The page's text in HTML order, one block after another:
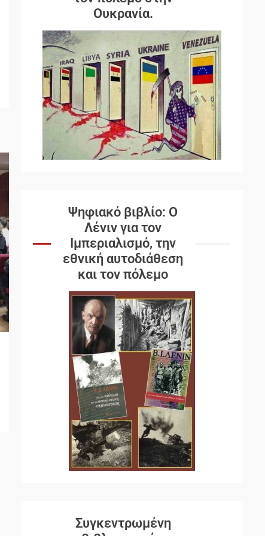
Ουκρανία.
Ψηφιακό βιβλίο: Ο
Λένιν για τον
Ιμπεριαλισμό, την
εθνική αυτοδιάθεση
και τον πόλεμο
Συγκεντρωμένη